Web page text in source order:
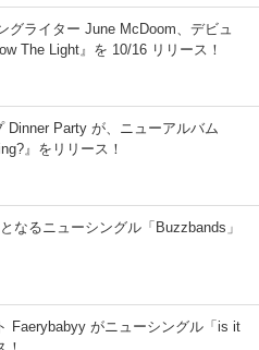
グライター June McDoom、デビュ
The Light』を 10/16 リリース！
Dinner Party が、ニューアルバム
』をリリース！
なるニューシングル「Buzzbands」
Faerybabyy がニューシングル「is it